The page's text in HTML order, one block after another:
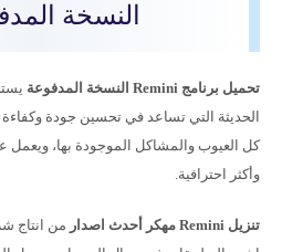
النسخة
تحميل برنامج Remini النسخة المدفوعة
الحديثة التي تساعد في تحسين جودة وكفاءة
كل العيوب والمشاكل الموجودة بها، ويعمل
وأكثر احترافية.
تنزيل Remini مهكر أحدث اصدار